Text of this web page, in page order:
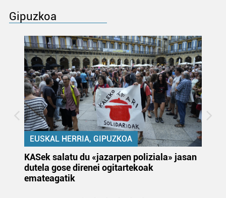
Gipuzkoa
EUSKAL HERRIA, GIPUZKOA
KASek salatu du «jazarpen poliziala» jasan
dutela gose direnei ogitartekoak
emateagatik